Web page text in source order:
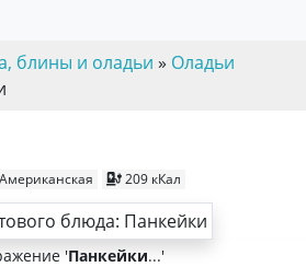
блины и оладьи » Оладьи
Американская 209 кКал
'Панкейки...'